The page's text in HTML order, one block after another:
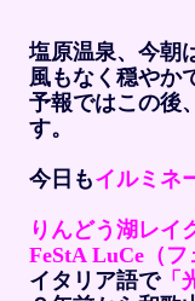
塩原温泉、今朝
風もなく穏やか
予報ではこの後
す。
今日もイルミネ
りんどう湖レイ
FeStA LuCe（
イタリア語で「